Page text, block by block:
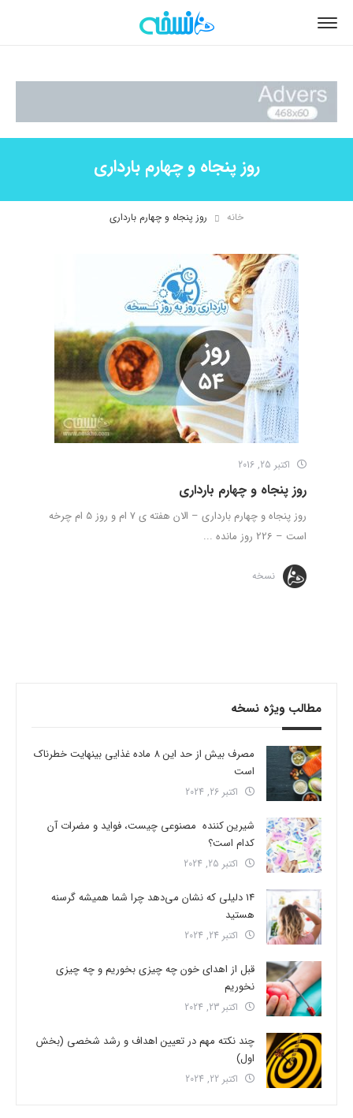
روز پنجاه و چهارم بارداری
خانه روز پنجاه و چهارم بارداری
اکتبر 25, 2016
روز پنجاه و چهارم بارداری
روز پنجاه و چهارم بارداری – الان هفته ی 7 ام و روز 5 ام چرخه
است – 226 روز مانده ...
نسخه
مطالب ویژه نسخه
مصرف بیش از حد این 8 ماده غذایی بینهایت خطرناک
است
اکتبر 26, 2024
شیرین کننده مصنوعی چیست، فواید و مضرات آن
کدام است؟
اکتبر 25, 2024
14 دلیلی که نشان می‌دهد چرا شما همیشه گرسنه
هستید
اکتبر 24, 2024
قبل از اهدای خون چه چیزی بخوریم و چه چیزی
نخوریم
اکتبر 23, 2024
چند نکته مهم در تعیین اهداف و رشد شخصی (بخش
اول)
اکتبر 22, 2024